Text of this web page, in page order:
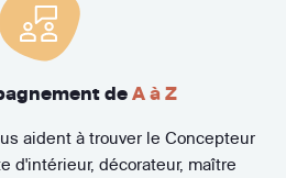
de A à Z
aident à trouver le Concepteur
d'intérieur, décorateur, maître